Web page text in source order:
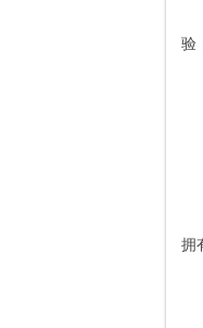
验
拥